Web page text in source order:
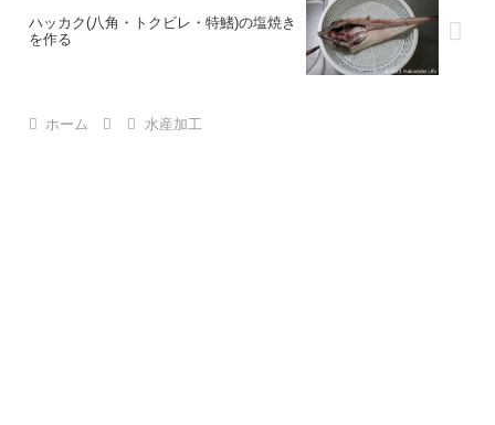
ハッカク(八角・トクビレ・特鰭)の塩焼き
を作る
ホーム 水産加工